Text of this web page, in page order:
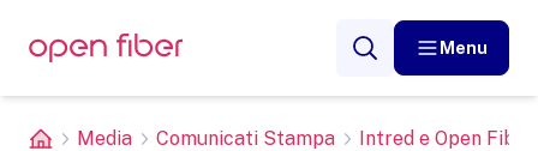
Menu
Media Comunicati Stampa Intred e Open